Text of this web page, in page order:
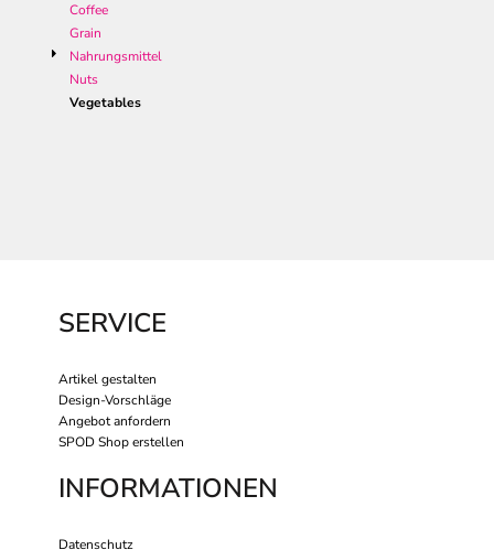
Coffee
Grain
Nahrungsmittel
Nuts
Vegetables
SERVICE
Artikel gestalten
Design-Vorschläge
Angebot anfordern
SPOD Shop erstellen
INFORMATIONEN
Datenschutz